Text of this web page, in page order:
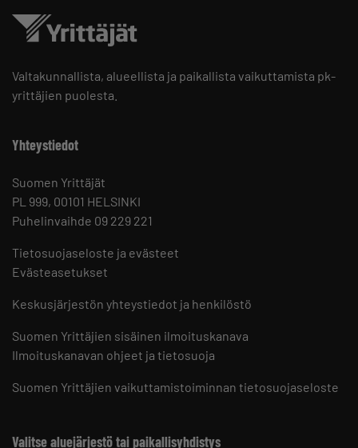
Valtakunnallista, alueellista ja paikallista vaikuttamista pk-
yrittäjien puolesta.
Yhteystiedot
Suomen Yrittäjät
PL 999, 00101 HELSINKI
Puhelinvaihde 09 229 221
Tietosuojaseloste ja evästeet
Evästeasetukset
Keskusjärjestön yhteystiedot ja henkilöstö
Suomen Yrittäjien sisäinen ilmoituskanava
Ilmoituskanavan ohjeet ja tietosuoja
Suomen Yrittäjien vaikuttamistoiminnan tietosuojaseloste
Valitse aluejärjestö tai paikallisyhdistys